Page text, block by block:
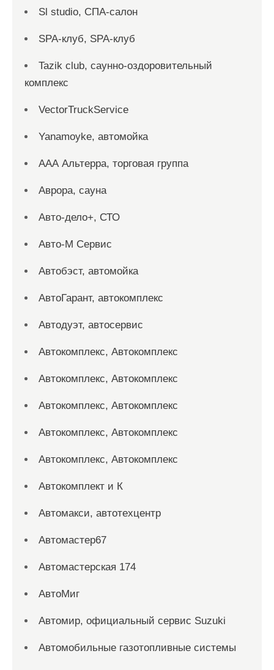
Sl studio, СПА-салон
SPA-клуб, SPA-клуб
Tazik club, саунно-оздоровительный
комплекс
VectorTruckService
Yanamoyke, автомойка
ААА Альтерра, торговая группа
Аврора, сауна
Авто-дело+, СТО
Авто-М Сервис
Автобэст, автомойка
АвтоГарант, автокомплекс
Автодуэт, автосервис
Автокомплекс, Автокомплекс
Автокомплекс, Автокомплекс
Автокомплекс, Автокомплекс
Автокомплекс, Автокомплекс
Автокомплекс, Автокомплекс
Автокомплект и К
Автомакси, автотехцентр
Автомастер67
Автомастерская 174
АвтоМиг
Автомир, официальный сервис Suzuki
Автомобильные газотопливные системы